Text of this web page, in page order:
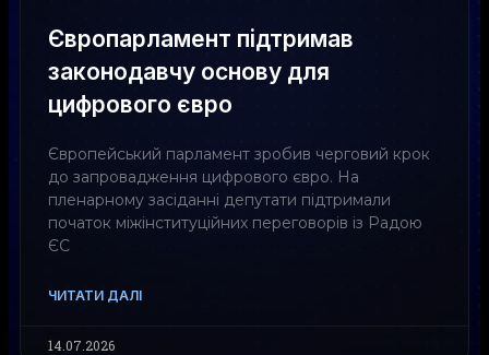
Європарламент підтримав
законодавчу основу для
цифрового євро
Європейський парламент зробив черговий крок
до запровадження цифрового євро. На
пленарному засіданні депутати підтримали
початок міжінституційних переговорів із Радою
ЄС
ЧИТАТИ ДАЛІ
14.07.2026